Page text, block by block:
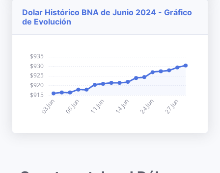
Dolar Histórico BNA de Junio 2024 - Gráfico
de Evolución